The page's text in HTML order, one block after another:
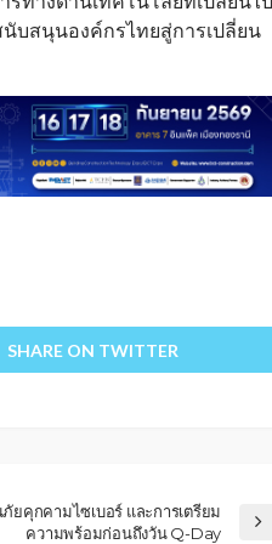
บสนุนองค์กรไทยสู่การเปลี่ยน
SHARE ON TWITTER
ภัยคุกคามไซเบอร์ และการเตรียม
ความพร้อมก่อนถึงวัน Q-Day